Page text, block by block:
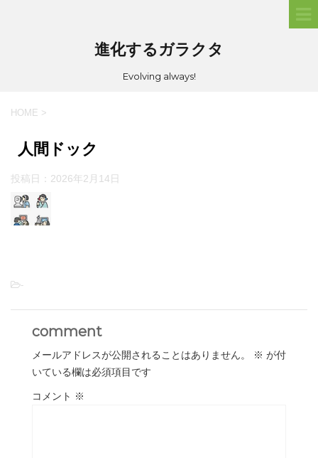
進化するガラクタ
Evolving always!
HOME >
人間ドック
投稿日： 2026年2月14日
-
comment
メールアドレスが公開されることはありません。 ※ が付
いている欄は必須項目です
コメント ※